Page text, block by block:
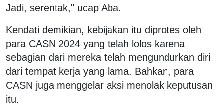
Jadi, serentak," ucap Aba.
Kendati demikian, kebijakan itu diprotes oleh
para CASN 2024 yang telah lolos karena
sebagian dari mereka telah mengundurkan diri
dari tempat kerja yang lama. Bahkan, para
CASN juga menggelar aksi menolak keputusan
itu.